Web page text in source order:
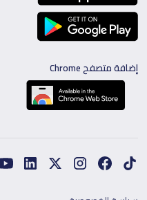
إضافة متصفح Chrome